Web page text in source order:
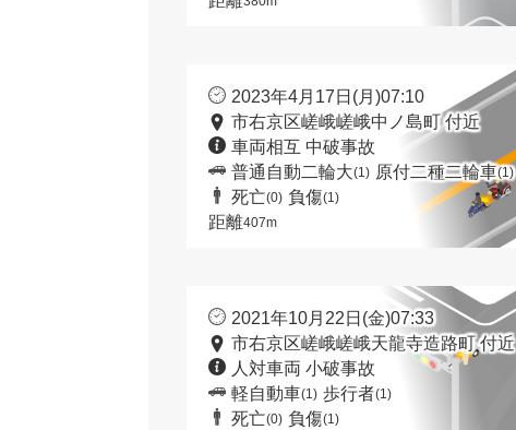
2023年4月17日(月)07:10
市右京区嵯峨嵯峨中ノ島町 付近
車両相互 中破事故
普通自動二輪大(1) 原付二種二輪車(1)
死亡(0) 負傷(1)
距離407m
2021年10月22日(金)07:33
市右京区嵯峨嵯峨天龍寺造路町 付近
人対車両 小破事故
軽自動車(1) 歩行者(1)
死亡(0) 負傷(1)